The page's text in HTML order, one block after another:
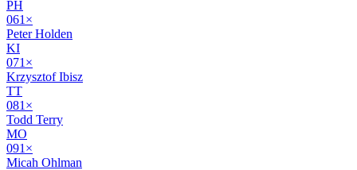
PH
061 ×
Peter Holden
KI
071 ×
Krzysztof Ibisz
TT
081 ×
Todd Terry
MO
091 ×
Micah Ohlman